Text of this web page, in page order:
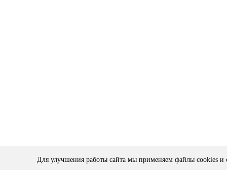
Для улучшения работы сайта мы применяем файлы cookies и